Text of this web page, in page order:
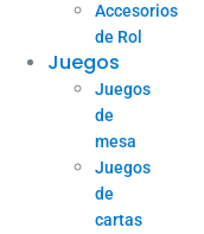
Accesorios
de Rol
Juegos
Juegos
de
mesa
Juegos
de
cartas